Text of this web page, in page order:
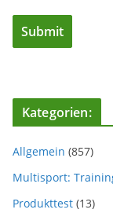
Kategorien:
Allgemein (857)
Multisport:
Produkttest (13)